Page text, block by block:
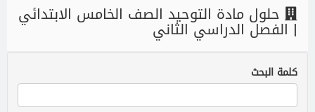
حلول مادة التوحيد الصف الخامس الابتدائي
| الفصل الدراسي الثاني
كلمة البحث